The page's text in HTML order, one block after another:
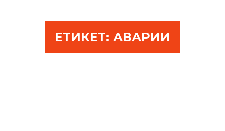
ЕТИКЕТ: АВАРИИ